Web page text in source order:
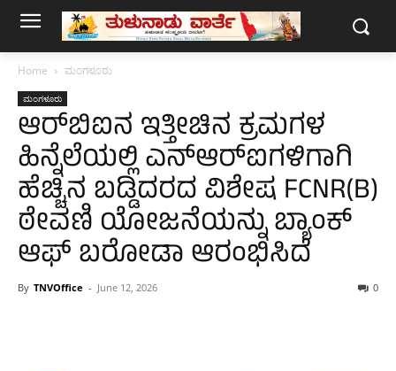
Home ಮಂಗಳೂರು
ಮಂಗಳೂರು
ಆರ್‌ಬಿಐನ ಇತ್ತೀಚಿನ ಕ್ರಮಗಳ
ಹಿನ್ನೆಲೆಯಲ್ಲಿ ಎನ್‌ಆರ್‌ಐಗಳಿಗಾಗಿ
ಹೆಚ್ಚಿನ ಬಡ್ಡಿದರದ ವಿಶೇಷ FCNR(B)
ಠೇವಣಿ ಯೋಜನೆಯನ್ನು ಬ್ಯಾಂಕ್
ಆಫ್ ಬರೋಡಾ ಆರಂಭಿಸಿದೆ
By TNVOffice - June 12, 2026 0